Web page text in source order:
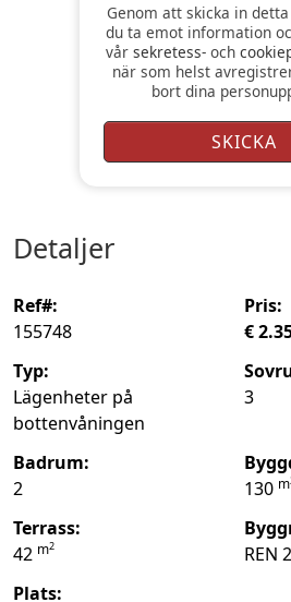
Genom att skicka in detta formulär vill
du ta emot information
vår sekretess-och
när som helst
bort dina
detaljer
ref#:
155748
pris:
€
typ:
Lägenheter på
bottenvåningen
3
badrum:
2
130 m
terrass:
42 m2
REN
plats: